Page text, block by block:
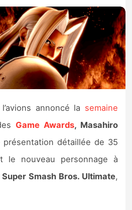
annoncé la semaine
Game Awards, Masahiro
présentation détaillée de 35
le nouveau personnage à
Super Smash Bros. Ultimate,